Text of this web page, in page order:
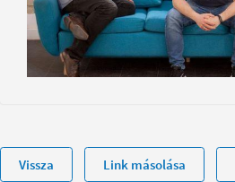
Vissza Link másolása